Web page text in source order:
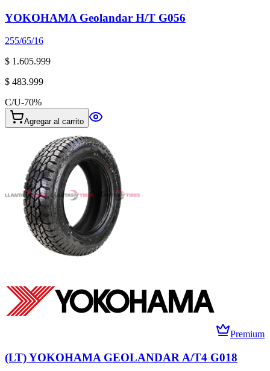
YOKOHAMA Geolandar H/T G056
255/65/16
$ 1.605.999
$ 483.999
C/U-70%
Agregar al carrito
Premium
(LT) YOKOHAMA GEOLANDAR A/T4 G018